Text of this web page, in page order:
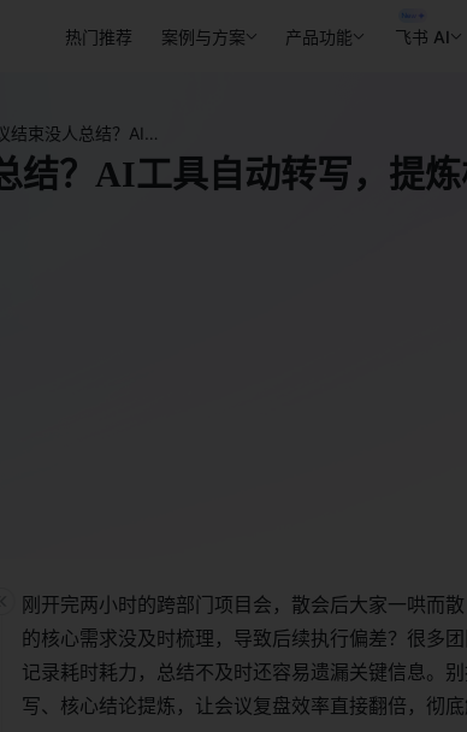
热门推荐 案例与方案 产品功能 飞书 AI
会议结束没人总结？AI工具自动转写，提炼核心结论 - 飞书官网
结？AI工具自动转写，提
刚开完两小时的跨部门项目会，散会后大家一哄而
的核心需求没及时梳理，导致后续执行偏差？很多
记录耗时耗力，总结不及时还容易遗漏关键信息。
写、核心结论提炼，让会议复盘效率直接翻倍，彻